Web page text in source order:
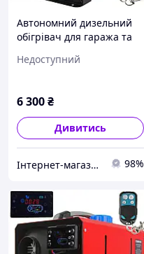
Автономний дизельний
обігрівач для гаража та
POLM80951 12кВт 12V
Недоступний
6 300₴
Дивитись
Інтернет-магазин товарів для дому "МаркеТовик" 98%